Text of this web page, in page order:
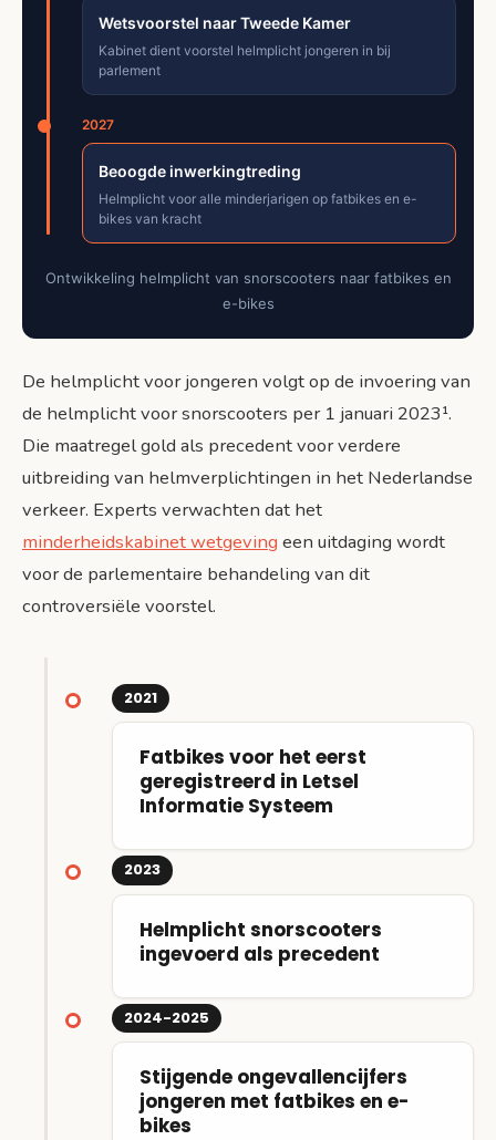
Wetsvoorstel naar Tweede Kamer
Kabinet dient voorstel helmplicht jongeren in bij
parlement
2027
Beoogde inwerkingtreding
Helmplicht voor alle minderjarigen op fatbikes en e-
bikes van kracht
Ontwikkeling helmplicht van snorscooters naar fatbikes en
e-bikes
De helmplicht voor jongeren volgt op de invoering van
de helmplicht voor snorscooters per 1 januari 2023¹.
Die maatregel gold als precedent voor verdere
uitbreiding van helmverplichtingen in het Nederlandse
verkeer. Experts verwachten dat het
minderheidskabinet wetgeving een uitdaging wordt
voor de parlementaire behandeling van dit
controversiële voorstel.
2021
Fatbikes voor het eerst
geregistreerd in Letsel
Informatie Systeem
2023
Helmplicht snorscooters
ingevoerd als precedent
2024-2025
Stijgende ongevallencijfers
jongeren met fatbikes en e-
bikes